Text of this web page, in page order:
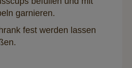
garnieren.
fest werden lassen